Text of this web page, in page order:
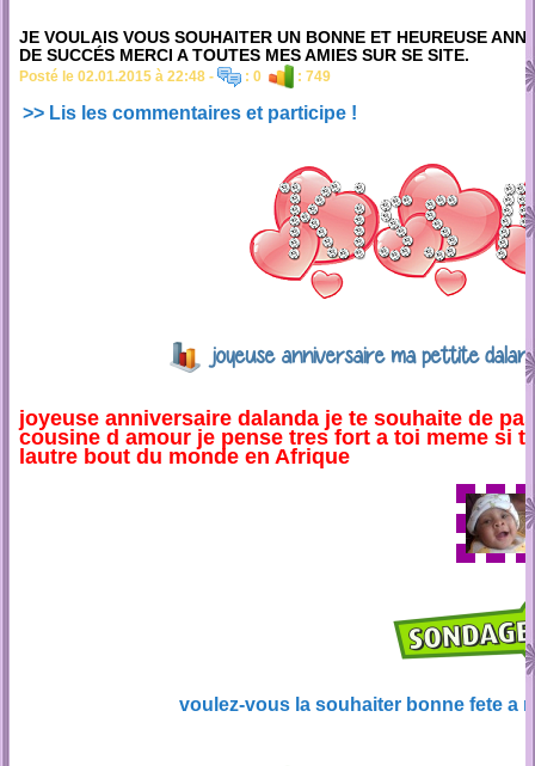
JE VOULAIS VOUS SOUHAITER UN BONNE ET HEUREUSE
DE SUCCÉS MERCI A TOUTES MES AMIES SUR SE SITE.
Posté le 02.01.2015 à 22:48 - : 0 : 749
>> Lis les commentaires et participe !
joyeuse anniversaire ma pettite
joyeuse anniversaire dalanda je te souhaite de
cousine d amour je pense tres fort a toi meme si
lautre bout du monde en Afrique
voulez-vous la souhaiter bonne fete a